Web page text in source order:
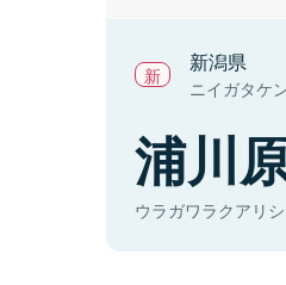
新潟県
ニイガタケ
浦川
ウラガワラクアリ